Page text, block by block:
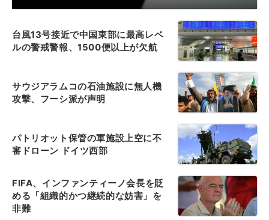
台風13号接近で中国東部に最高レベ
ルの警戒警報、1500便以上が欠航
サウジアラムコの石油施設に無人機
攻撃、フーシ派が声明
パトリオット保管の軍施設上空に不
審ドローン ドイツ西部
FIFA、インファンティーノ会長を貶
める「組織的かつ継続的な妨害」を
非難